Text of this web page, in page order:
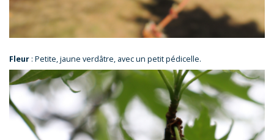
Fleur : Petite, jaune verdâtre, avec un petit pédicelle.